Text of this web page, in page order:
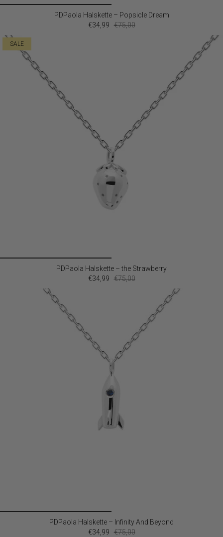
PDPaola Halskette – Popsicle Dream
€34,99 €75,00
SALE
PDPaola Halskette – the Strawberry
€34,99 €75,00
PDPaola Halskette – Infinity And Beyond
€34,99 €75,00